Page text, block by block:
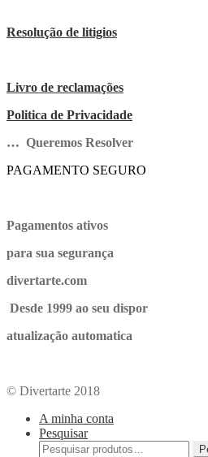
Resolução de litigios
Livro de reclamações
Politica de Privacidade
… Queremos Resolver
PAGAMENTO SEGURO
Pagamentos ativos
para sua segurança
divertarte.com
Desde 1999 ao seu dispor
atualização automatica
© Divertarte 2018
A minha conta
Pesquisar